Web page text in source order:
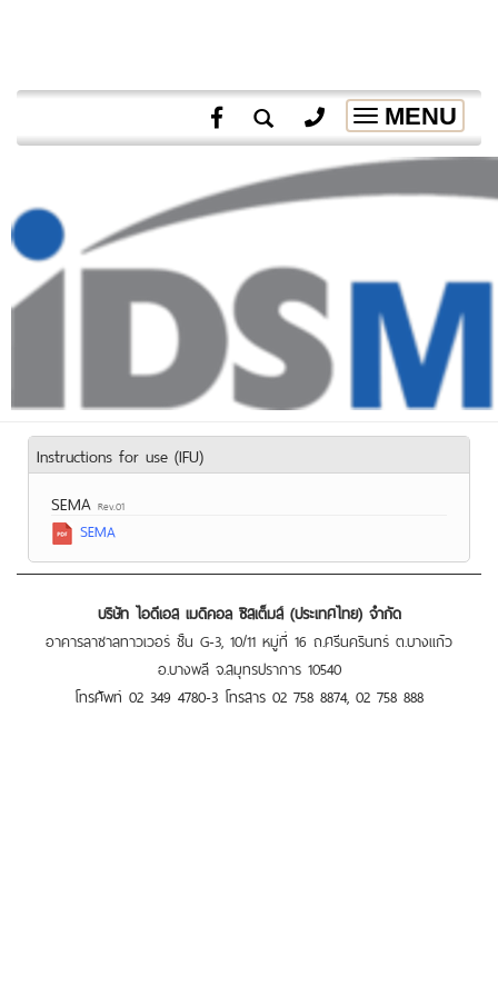
Toggle
navigation
MENU
Instructions for use (IFU)
SEMA Rev.01
SEMA
บริษัท ไอดีเอส เมดิคอล ซิสเต็มส์ (ประเทศไทย) จำกัด
อาคารลาซาลทาวเวอร์ ชั้น G-3, 10/11 หมู่ที่ 16 ถ.ศรีนครินทร์ ต.บางแก้ว
อ.บางพลี จ.สมุทรปราการ 10540
โทรศัพท์ 02 349 4780-3 โทรสาร 02 758 8874, 02 758 888